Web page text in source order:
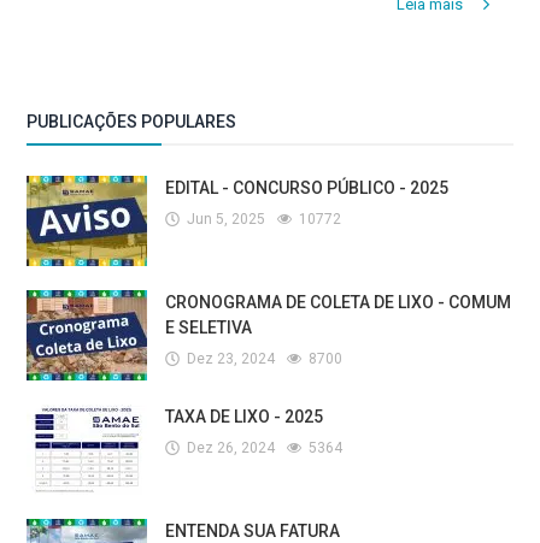
Leia mais
PUBLICAÇÕES POPULARES
EDITAL - CONCURSO PÚBLICO - 2025
Jun 5, 2025 10772
CRONOGRAMA DE COLETA DE LIXO - COMUM
E SELETIVA
Dez 23, 2024 8700
TAXA DE LIXO - 2025
Dez 26, 2024 5364
ENTENDA SUA FATURA